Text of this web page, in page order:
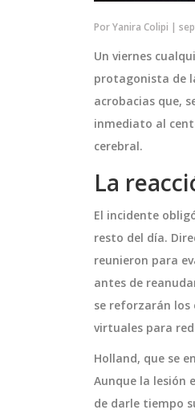
PorYanira Colipi |
Un viernes
protagonista de
acrobacias que,
inmediato al
cerebral.
La
El incidente
resto del día.
reunieron para
antes de
se reforzarán los
virtuales para
Holland, que se
Aunque la lesión
de darle tiempo